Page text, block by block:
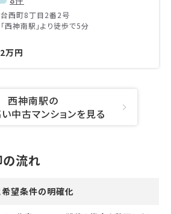
西町8丁目2番2号
神南駅」より徒歩で5分
万円
西神南駅の
中古マンションを見る
の流れ
望条件の明確化